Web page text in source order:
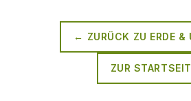
← ZURÜCK ZU ERDE &
ZUR